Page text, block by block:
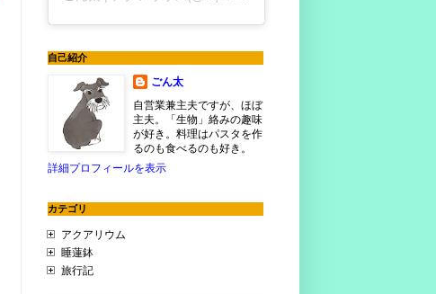
自己紹介
ごん太
自営業兼主夫ですが、ほぼ
主夫。「生物」絡みの趣味
が好き。料理はパスタを作
るのも食べるのも好き。
詳細プロフィールを表示
カテゴリ
アクアリウム
睡蓮鉢
旅行記